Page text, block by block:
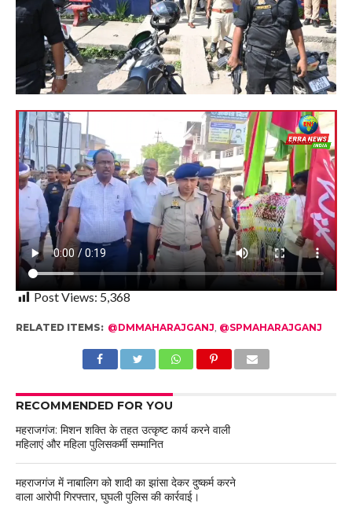
Post Views: 5,368
RELATED ITEMS: @DMMAHARAJGANJ @SPMAHARAJGANJ
RECOMMENDED FOR YOU
महराजगंज: मिशन शक्ति के तहत उत्कृष्ट कार्य करने वाली
महिलाएं और महिला पुलिसकर्मी सम्मानित
महराजगंज में नाबालिग को शादी का झांसा देकर दुष्कर्म करने
वाला आरोपी गिरफ्तार, घुघली पुलिस की कार्रवाई।